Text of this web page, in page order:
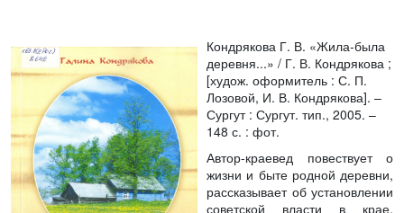
Кондрякова Г. В. «Жила-была
деревня...» / Г. В. Кондрякова ;
[худож. оформитель : С. П.
Лозовой, И. В. Кондрякова]. –
Сургут : Сургут. тип., 2005. –
148 с. : фот.
Автор-краевед повествует о
жизни и быте родной деревни,
рассказывает об установлении
советской власти в крае,